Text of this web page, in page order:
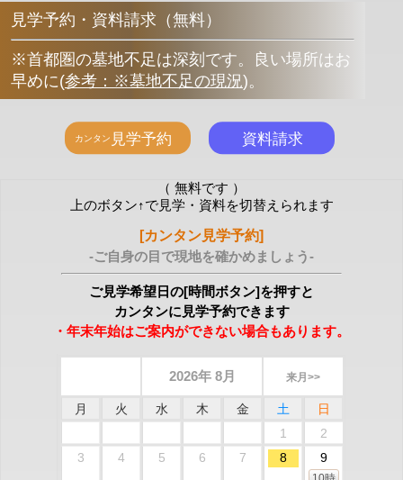
見学予約・資料請求（無料）
※首都圏の墓地不足は深刻です。良い場所はお
早めに(参考：※墓地不足の現況)。
（ 無料です ）
上のボタン↑で見学・資料を切替えられます
[カンタン見学予約]
-ご自身の目で現地を確かめましょう-
ご見学希望日の[時間ボタン]を押すと
カンタンに見学予約できます
・年末年始はご案内ができない場合もあります。
2026年 8月 来月>>
月 火 水 木 金 土
日
1
2
3
4 5 6 7 8 9